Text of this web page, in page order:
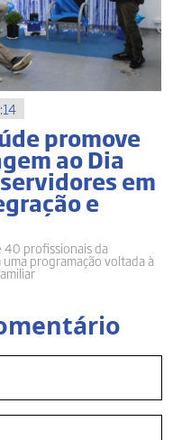
promove
ao Dia
em
e
40 profissionais da
programação voltada à